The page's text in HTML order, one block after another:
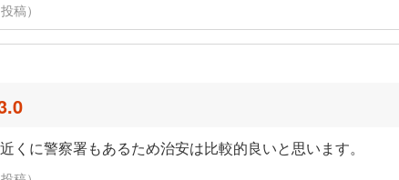
稿）
くに警察署もあるため治安は比較的良いと思います。